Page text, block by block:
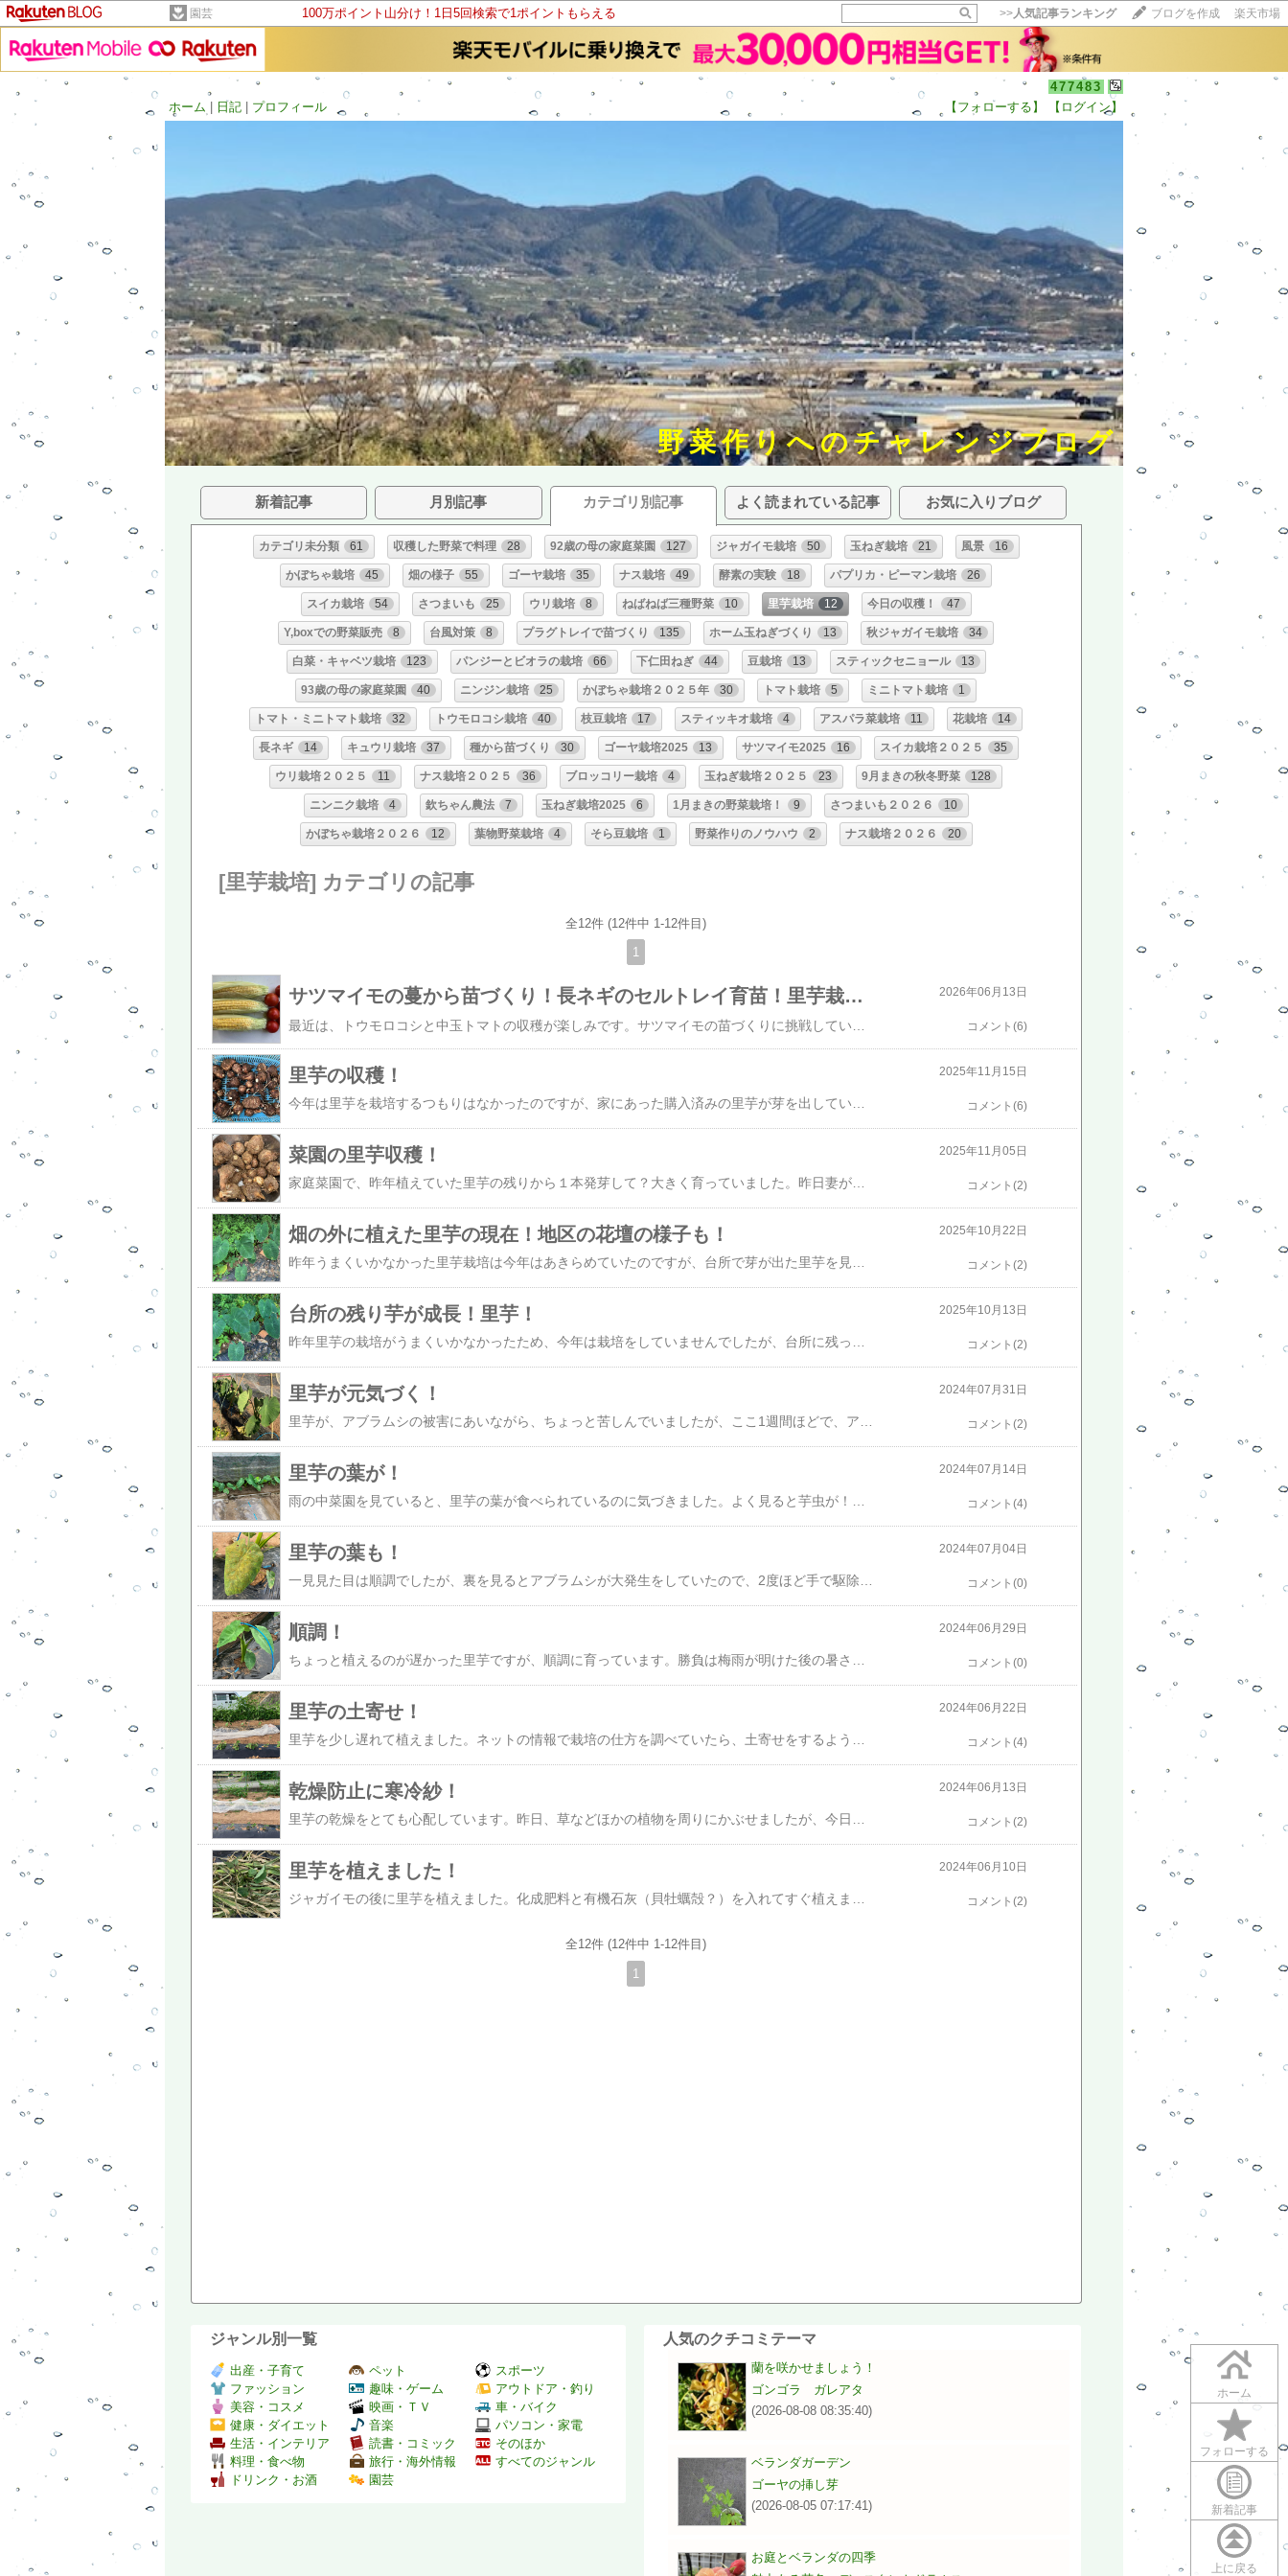
園芸 100万ポイント山分け！1日5回検索で1ポイントもらえる >>人気記事ランキング ブログを作成 楽天市場
477483
ホーム
日記 プロフィール 【フォローする】 【ログイン】
野菜作りへのチャレンジブログ
ホーム
フォローする
新着記事
上に戻る
新着記事 月別記事 カテゴリ別記事 よく読まれている記事 お気に入りブログ
カテゴリ未分類 61 収穫した野菜で料理 28 92歳の母の家庭菜園 127 ジャガイモ栽培 50 玉ねぎ栽培 21 風景 16
かぼちゃ栽培 45 畑の様子 55 ゴーヤ栽培 35 ナス栽培 49 酵素の実験 18 パプリカ・ピーマン栽培 26
スイカ栽培 54 さつまいも 25 ウリ栽培 8 ねばねば三種野菜 10 里芋栽培 12 今日の収穫！ 47
Y,boxでの野菜販売 8 台風対策 8 プラグトレイで苗づくり 135 ホーム玉ねぎづくり 13 秋ジャガイモ栽培 34
白菜・キャベツ栽培 123 パンジーとビオラの栽培 66 下仁田ねぎ 44 豆栽培 13 スティックセニョール 13
93歳の母の家庭菜園 40 ニンジン栽培 25 かぼちゃ栽培２０２５年 30 トマト栽培 5 ミニトマト栽培 1
トマト・ミニトマト栽培 32 トウモロコシ栽培 40 枝豆栽培 17 スティッキオ栽培 4 アスパラ菜栽培 11 花栽培 14
長ネギ 14 キュウリ栽培 37 種から苗づくり 30 ゴーヤ栽培2025 13 サツマイモ2025 16 スイカ栽培２０２５ 35
ウリ栽培２０２５ 11 ナス栽培２０２５ 36 ブロッコリー栽培 4 玉ねぎ栽培２０２５ 23 9月まきの秋冬野菜 128
ニンニク栽培 4 欽ちゃん農法 7 玉ねぎ栽培2025 6 1月まきの野菜栽培！ 9 さつまいも２０２６ 10
かぼちゃ栽培２０２６ 12 葉物野菜栽培 4 そら豆栽培 1 野菜作りのノウハウ 2 ナス栽培２０２６ 20
[里芋栽培] カテゴリの記事
全12件 (12件中 1-12件目)
1
サツマイモの蔓から苗づくり！長ネギのセルトレイ育苗！里芋栽培も！ 2026年06月13日
コメント(6)
里芋の収穫！ 2025年11月15日
コメント(6)
菜園の里芋収穫！
家庭菜園で、昨年植えていた里芋の残りから１本発芽して？大きく育っていました。昨日妻が収穫したところ、一株にしては十分な数の芋が収穫できました。畑の外にも台所で発芽していた芋を植えているので、何個収穫できるか楽しみです。にほんブログ村家庭菜園ランキング◇収穫した里芋です。だめだと思っていたので、こんなに採れるとは驚きでした。◇ブロック塀の隅に生えていた里芋の株です。◇あまり大きくない株でしたが、収穫できました。◇里芋とは関係ありませんが、欽ちゃん農法にチャレンジしているプランターです。少し糸状菌が見えますが、あまり大きな変化には至っていないようです。ランキング入賞【2点550円/3点900円OFF】遮光ネット 日よけ シェード 遮熱 屋外 日除けシェード サンシェード クールシェード ベランダ フェンス 駐車場 庭 屋外 目隠し 風通し UV対策 遮熱ネット 暑さ対策 熱中症 簡単取付 2x3m 3x4m 4x5m[楽天] #Rakutenichiba「遮光ネット」 クリック！【きのくに種苗店】種が、近くのホームセンターにないときは、450円以上送料無料なので、きのくに種苗店で購入するのがお得です。クリックしてください！7/1 19時〜22時限定エントリーでP5倍！家庭用小型ハウス 温室 300×200×200cm シンセイ 菜園 ビニール ビニールハウス
2025年11月05日
コメント(2)
畑の外に植えた里芋の現在！地区の花壇の様子も！ 2025年10月22日
コメント(2)
台所の残り芋が成長！里芋！ 2025年10月13日
コメント(2)
里芋が元気づく！ 2024年07月31日
コメント(2)
里芋の葉が！ 2024年07月14日
コメント(4)
里芋の葉も！ 2024年07月04日
コメント(0)
順調！ 2024年06月29日
コメント(0)
里芋の土寄せ！ 2024年06月22日
コメント(4)
乾燥防止に寒冷紗！ 2024年06月13日
コメント(2)
里芋を植えました！ 2024年06月10日
コメント(2)
全12件 (12件中 1-12件目)
1
ジャンル別一覧
出産・子育て
ファッション
美容・コスメ
健康・ダイエット
生活・インテリア
料理・食べ物
ドリンク・お酒
ペット
趣味・ゲーム
映画・ＴＶ
音楽
読書・コミック
旅行・海外情報
園芸
スポーツ
アウトドア・釣り
車・バイク
パソコン・家電
そのほか
すべてのジャンル
人気のクチコミテーマ
蘭を咲かせましょう！
ゴンゴラ ガレアタ
(2026-08-08 08:35:40)
ベランダガーデン
ゴーヤの挿し芽
(2026-08-05 07:17:41)
お庭とベランダの四季